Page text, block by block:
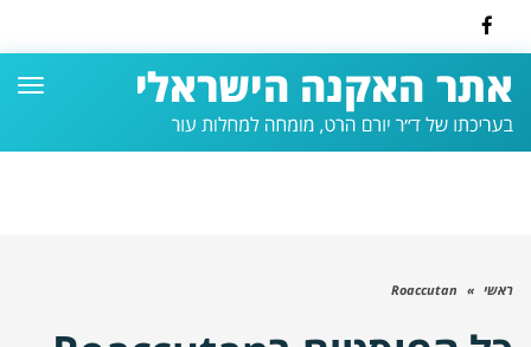
Facebook
ראשי »
Roaccutan